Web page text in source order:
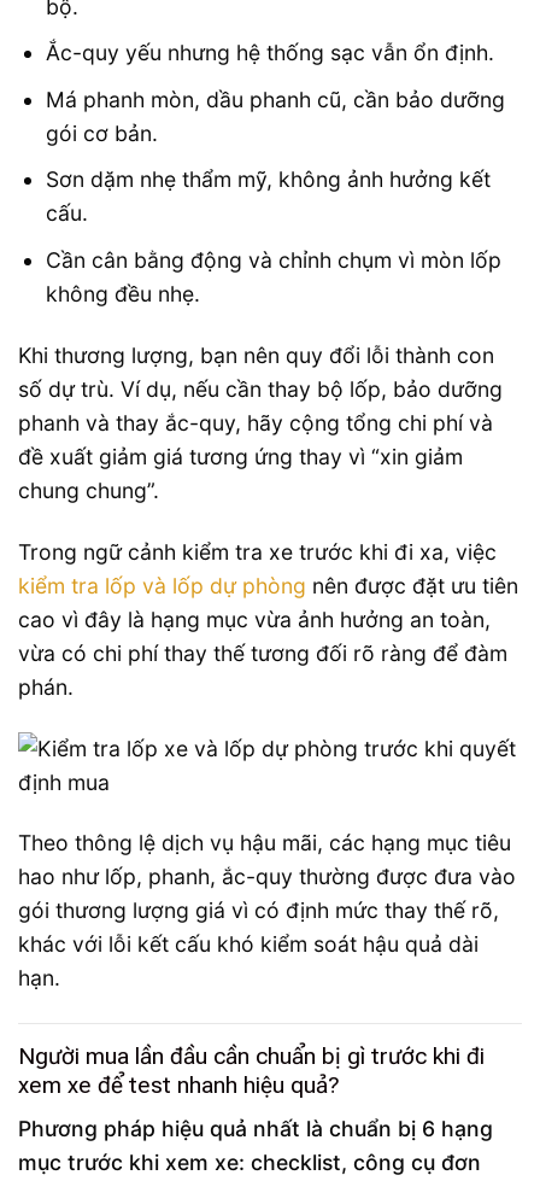
bộ.
Ắc-quy yếu nhưng hệ thống sạc vẫn ổn định.
Má phanh mòn, dầu phanh cũ, cần bảo dưỡng
gói cơ bản.
Sơn dặm nhẹ thẩm mỹ, không ảnh hưởng kết
cấu.
Cần cân bằng động và chỉnh chụm vì mòn lốp
không đều nhẹ.
Khi thương lượng, bạn nên quy đổi lỗi thành con
số dự trù. Ví dụ, nếu cần thay bộ lốp, bảo dưỡng
phanh và thay ắc-quy, hãy cộng tổng chi phí và
đề xuất giảm giá tương ứng thay vì “xin giảm
chung chung”.
Trong ngữ cảnh kiểm tra xe trước khi đi xa, việc
kiểm tra lốp và lốp dự phòng nên được đặt ưu tiên
cao vì đây là hạng mục vừa ảnh hưởng an toàn,
vừa có chi phí thay thế tương đối rõ ràng để đàm
phán.
Theo thông lệ dịch vụ hậu mãi, các hạng mục tiêu
hao như lốp, phanh, ắc-quy thường được đưa vào
gói thương lượng giá vì có định mức thay thế rõ,
khác với lỗi kết cấu khó kiểm soát hậu quả dài
hạn.
Người mua lần đầu cần chuẩn bị gì trước khi đi
xem xe để test nhanh hiệu quả?
Phương pháp hiệu quả nhất là chuẩn bị 6 hạng
mục trước khi xem xe: checklist, công cụ đơn